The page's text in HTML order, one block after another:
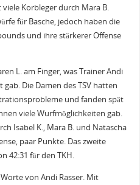
Korbleger durch Mara B.
für Basche, jedoch haben die
und ihre stärkerer Offense
L. am Finger, was Trainer Andi
Die Damen des TSV hatten
und fanden spät
viele Wurfmöglichkeiten gab.
Isabel K., Mara B. und Natascha
paar Punkte. Das zweite
42:31 für den TKH.
von Andi Rasser. Mit